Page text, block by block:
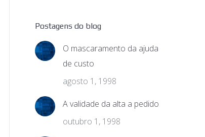
Postagens do blog
O mascaramento da ajuda
de custo
agosto 1, 1998
A validade da alta a pedido
outubro 1, 1998